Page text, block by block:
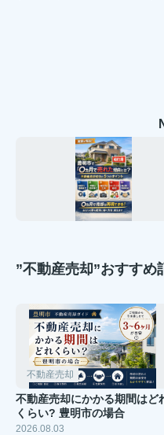
”不動産売却”おすすめ
不動産売却
不動産売却にかかる期間はど
くらい? 豊明市の場合
2026.08.03